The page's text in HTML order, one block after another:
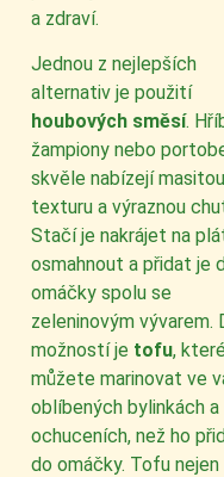
a zdraví.
Jednou z nejlepších
alternativ je použití
houbových směsí.
žampiony nebo
skvěle nabízejí masitou
texturu a výraznou
Stačí je nakrájet na
osmahnout a přidat je
omáčky spolu se
zeleninovým vývarem.
možností je tofu, které
můžete marinovat ve
oblíbených bylinkách a
ochuceních, než ho
do omáčky. Tofu nejen